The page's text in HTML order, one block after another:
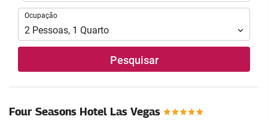
Ocupação
Ocupação
2 Pessoas, 1 Quarto
Pesquisar
Four Seasons Hotel Las Vegas